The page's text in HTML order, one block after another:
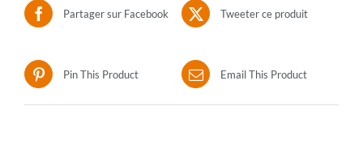
Partager sur Facebook Tweeter ce produit
Pin This Product Email This Product